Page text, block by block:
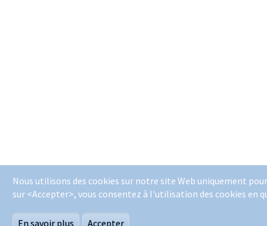
Nous utilisons des cookies sur notre site Web uniquement
sur <Accepter>, vous consentez à l'utilisation des cookies en
Accepter
En savoir plus